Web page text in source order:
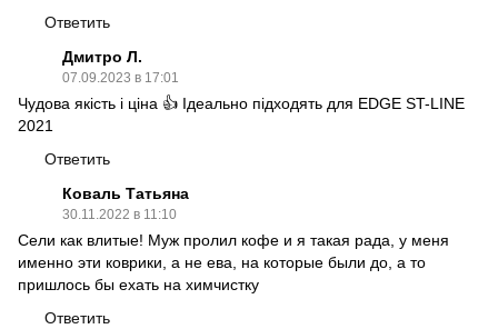
Ответить
Дмитро Л.
07.09.2023 в 17:01
Чудова якість і ціна 👍 Ідеально підходять для EDGE ST-LINE
2021
Ответить
Коваль Татьяна
30.11.2022 в 11:10
Сели как влитые! Муж пролил кофе и я такая рада, у меня
именно эти коврики, а не ева, на которые были до, а то
пришлось бы ехать на химчистку
Ответить